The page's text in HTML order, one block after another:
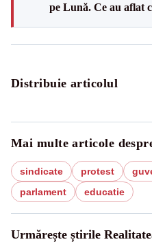
pe Lună. Ce au aflat
Distribuie articolul
Mai multe articole
sindicate protest
parlament
educatie
Urmărește știrile